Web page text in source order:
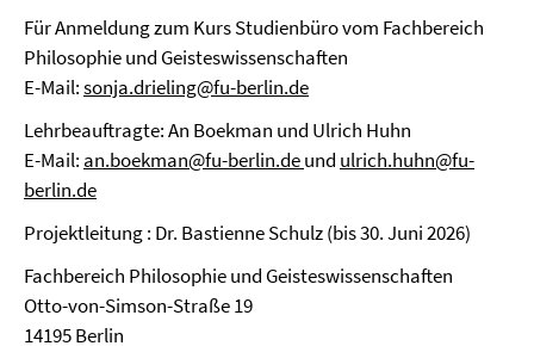
Für Anmeldung zum Kurs Studienbüro vom Fachbereich
Philosophie und Geisteswissenschaften
E-Mail:sonja.drieling@fu-berlin.de
Lehrbeauftragte: An Boekman und Ulrich Huhn
E-Mail: an.boekman@fu-berlin.deund ulrich.huhn@fu-
berlin.de
Projektleitung : Dr. Bastienne Schulz (bis 30. Juni 2026)
Fachbereich Philosophie und Geisteswissenschaften
Otto-von-Simson-Straße 19
14195 Berlin